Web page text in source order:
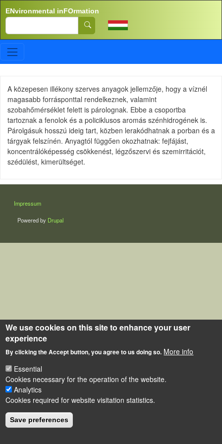
ENvironmental inFOrmation
Search
A közepesen illékony szerves anyagok jellemzője, hogy a víznél
magasabb forrásponttal rendelkeznek, valamint
szobahőmérséklet felett is párolognak. Ebbe a csoportba
tartoznak a fenolok és a policiklusos aromás szénhidrogének is.
Párolgásuk hosszú ideig tart, közben lerakódhatnak a porban és a
tárgyak felszínén. Anyagtól függően okozhatnak: fejfájást,
koncentrálóképesség csökkenést, légzőszervi és szemirritációt,
szédülést, kimerültséget.
LÁBLÉC
Impressum
Powered by Drupal
We use cookies on this site to enhance your user
experience
By clicking the Accept button, you agree to us doing so. More info
Essential
Cookies necessary for the operation of the website.
Analytics
Cookies required for website visitation statistics.
Save preferences